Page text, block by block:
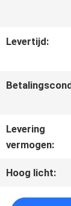
SITEMAP
Levertijd:
Levering
vermogen:
Hoog licht: